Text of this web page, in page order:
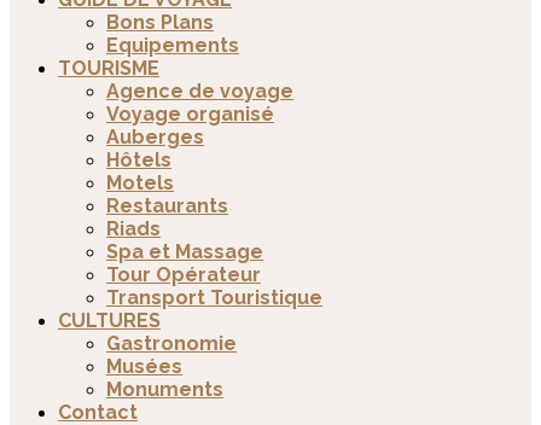
Bons Plans
Equipements
TOURISME
Agence de voyage
Voyage organisé
Auberges
Hôtels
Motels
Restaurants
Riads
Spa et Massage
Tour Opérateur
Transport Touristique
CULTURES
Gastronomie
Musées
Monuments
Contact